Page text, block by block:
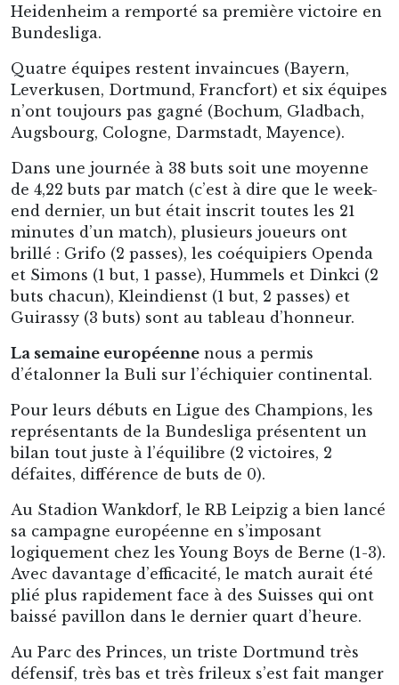
Heidenheim a remporté sa première victoire en
Bundesliga.
Quatre équipes restent invaincues (Bayern,
Leverkusen, Dortmund, Francfort) et six équipes
n’ont toujours pas gagné (Bochum, Gladbach,
Augsbourg, Cologne, Darmstadt, Mayence).
Dans une journée à 38 buts soit une moyenne
de 4,22 buts par match (c’est à dire que le week-
end dernier, un but était inscrit toutes les 21
minutes d’un match), plusieurs joueurs ont
brillé : Grifo (2 passes), les coéquipiers Openda
et Simons (1 but, 1 passe), Hummels et Dinkci (2
buts chacun), Kleindienst (1 but, 2 passes) et
Guirassy (3 buts) sont au tableau d’honneur.
La semaine européenne nous a permis
d’étalonner la Buli sur l’échiquier continental.
Pour leurs débuts en Ligue des Champions, les
représentants de la Bundesliga présentent un
bilan tout juste à l’équilibre (2 victoires, 2
défaites, différence de buts de 0).
Au Stadion Wankdorf, le RB Leipzig a bien lancé
sa campagne européenne en s’imposant
logiquement chez les Young Boys de Berne (1-3).
Avec davantage d’efficacité, le match aurait été
plié plus rapidement face à des Suisses qui ont
baissé pavillon dans le dernier quart d’heure.
Au Parc des Princes, un triste Dortmund très
défensif, très bas et très frileux s’est fait manger